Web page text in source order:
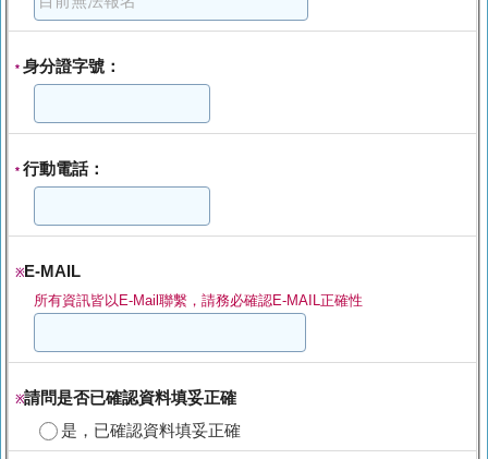
* 身分證字號：
* 行動電話：
※E-MAIL
所有資訊皆以E-Mail聯繫，請務必確認E-MAIL正確性
※請問是否已確認資料填妥正確
是，已確認資料填妥正確